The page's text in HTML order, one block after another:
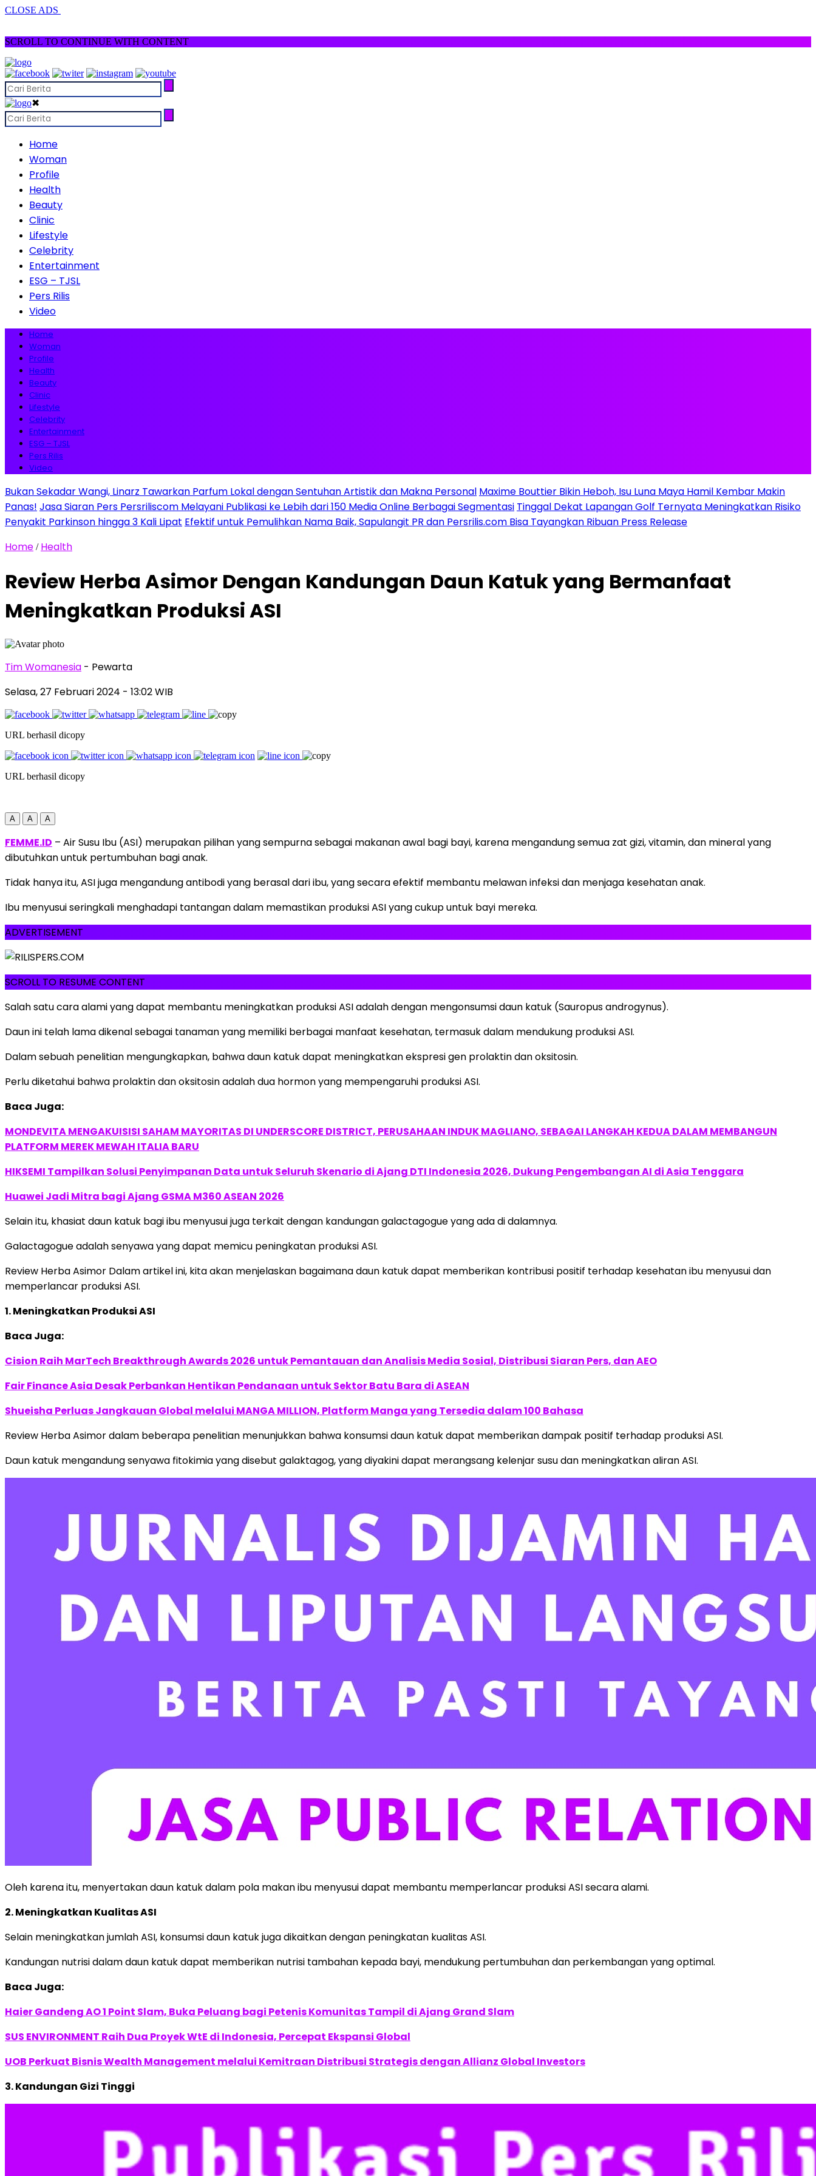
CLOSE ADS
SCROLL TO CONTINUE WITH CONTENT
✖
Home
Woman
Profile
Health
Beauty
Clinic
Lifestyle
Celebrity
Entertainment
ESG – TJSL
Pers Rilis
Video
Home
Woman
Profile
Health
Beauty
Clinic
Lifestyle
Celebrity
Entertainment
ESG – TJSL
Pers Rilis
Video
Bukan Sekadar Wangi, Linarz Tawarkan Parfum Lokal dengan Sentuhan Artistik dan Makna Personal Maxime Bouttier Bikin Heboh, Isu Luna Maya Hamil Kembar Makin
Panas! Jasa Siaran Pers Persriliscom Melayani Publikasi ke Lebih dari 150 Media Online Berbagai Segmentasi Tinggal Dekat Lapangan Golf Ternyata Meningkatkan Risiko
Penyakit Parkinson hingga 3 Kali Lipat Efektif untuk Pemulihkan Nama Baik, Sapulangit PR dan Persrilis.com Bisa Tayangkan Ribuan Press Release
Home / Health
Review Herba Asimor Dengan Kandungan Daun Katuk yang Bermanfaat
Meningkatkan Produksi ASI
Tim Womanesia - Pewarta
Selasa, 27 Februari 2024 - 13:02 WIB
URL berhasil dicopy
URL berhasil dicopy
A A A
FEMME.ID – Air Susu Ibu (ASI) merupakan pilihan yang sempurna sebagai makanan awal bagi bayi, karena mengandung semua zat gizi, vitamin, dan mineral yang
dibutuhkan untuk pertumbuhan bagi anak.
Tidak hanya itu, ASI juga mengandung antibodi yang berasal dari ibu, yang secara efektif membantu melawan infeksi dan menjaga kesehatan anak.
Ibu menyusui seringkali menghadapi tantangan dalam memastikan produksi ASI yang cukup untuk bayi mereka.
ADVERTISEMENT
SCROLL TO RESUME CONTENT
Salah satu cara alami yang dapat membantu meningkatkan produksi ASI adalah dengan mengonsumsi daun katuk (Sauropus androgynus).
Daun ini telah lama dikenal sebagai tanaman yang memiliki berbagai manfaat kesehatan, termasuk dalam mendukung produksi ASI.
Dalam sebuah penelitian mengungkapkan, bahwa daun katuk dapat meningkatkan ekspresi gen prolaktin dan oksitosin.
Perlu diketahui bahwa prolaktin dan oksitosin adalah dua hormon yang mempengaruhi produksi ASI.
Baca Juga:
MONDEVITA MENGAKUISISI SAHAM MAYORITAS DI UNDERSCORE DISTRICT, PERUSAHAAN INDUK MAGLIANO, SEBAGAI LANGKAH KEDUA DALAM MEMBANGUN
PLATFORM MEREK MEWAH ITALIA BARU
HIKSEMI Tampilkan Solusi Penyimpanan Data untuk Seluruh Skenario di Ajang DTI Indonesia 2026, Dukung Pengembangan AI di Asia Tenggara
Huawei Jadi Mitra bagi Ajang GSMA M360 ASEAN 2026
Selain itu, khasiat daun katuk bagi ibu menyusui juga terkait dengan kandungan galactagogue yang ada di dalamnya.
Galactagogue adalah senyawa yang dapat memicu peningkatan produksi ASI.
Review Herba Asimor Dalam artikel ini, kita akan menjelaskan bagaimana daun katuk dapat memberikan kontribusi positif terhadap kesehatan ibu menyusui dan
memperlancar produksi ASI.
1. Meningkatkan Produksi ASI
Baca Juga:
Cision Raih MarTech Breakthrough Awards 2026 untuk Pemantauan dan Analisis Media Sosial, Distribusi Siaran Pers, dan AEO
Fair Finance Asia Desak Perbankan Hentikan Pendanaan untuk Sektor Batu Bara di ASEAN
Shueisha Perluas Jangkauan Global melalui MANGA MILLION, Platform Manga yang Tersedia dalam 100 Bahasa
Review Herba Asimor dalam beberapa penelitian menunjukkan bahwa konsumsi daun katuk dapat memberikan dampak positif terhadap produksi ASI.
Daun katuk mengandung senyawa fitokimia yang disebut galaktagog, yang diyakini dapat merangsang kelenjar susu dan meningkatkan aliran ASI.
Oleh karena itu, menyertakan daun katuk dalam pola makan ibu menyusui dapat membantu memperlancar produksi ASI secara alami.
2. Meningkatkan Kualitas ASI
Selain meningkatkan jumlah ASI, konsumsi daun katuk juga dikaitkan dengan peningkatan kualitas ASI.
Kandungan nutrisi dalam daun katuk dapat memberikan nutrisi tambahan kepada bayi, mendukung pertumbuhan dan perkembangan yang optimal.
Baca Juga:
Haier Gandeng AO 1 Point Slam, Buka Peluang bagi Petenis Komunitas Tampil di Ajang Grand Slam
SUS ENVIRONMENT Raih Dua Proyek WtE di Indonesia, Percepat Ekspansi Global
UOB Perkuat Bisnis Wealth Management melalui Kemitraan Distribusi Strategis dengan Allianz Global Investors
3. Kandungan Gizi Tinggi